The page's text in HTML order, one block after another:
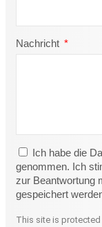
Nachricht
Ich habe die
genommen. Ich
zur Beantwortung
gespeichert
This site is protected